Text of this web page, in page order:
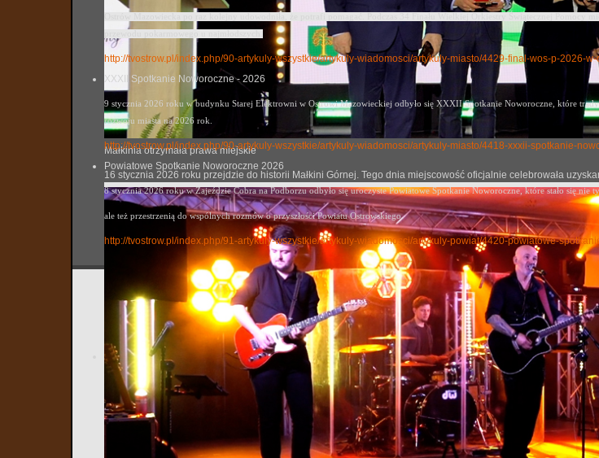
Małkinia otrzymała prawa miejskie
16 stycznia 2026 roku przejdzie do historii Małkini Górnej. Tego dnia miejscowość oficjalnie celebrowała
http://tvostrow.pl/index.php/90-artykuly-wszystkie/artykuly-wiadomosci/artykuly-miasto/4429-final-wos-p-2026-
XXXII Spotkanie Noworoczne - 2026
9 stycznia 2026 roku w budynku Starej Elektrowni w Ostrowi Mazowieckiej odbyło się XXXII Spotkanie Noworoczne, które
rozwoju miasta na 2026 rok.
http://tvostrow.pl/index.php/90-artykuly-wszystkie/artykuly-wiadomosci/artykuly-miasto/4418-xxxii-spotkanie-
Powiatowe Spotkanie Noworoczne 2026
8 stycznia 2026 roku w Zajeździe Cobra na Podborzu odbyło się uroczyste Powiatowe Spotkanie Noworoczne, które stało się
ale też przestrzenią do wspólnych rozmów o przyszłości Powiatu Ostrowskiego.
http://tvostrow.pl/index.php/91-artykuly-wszystkie/artykuly-wiadomosci/artykuly-powiat/4420-powiatowe-
„Panteon chwały oręża polskiego”
tvostrow
Utworzono: 09 luty 2026
W czwartek, 29 stycznia, odbyło się pierwsze w tym roku spotkanie z
Andrzej Mierzwiński przybliżył uczestnikom galerię pomników
historii samych rzeźb. Szczególną uwagę poświęcił bohaterom Powstania
Piłsudskiego oraz biskupa Władysława Bandurskiego.